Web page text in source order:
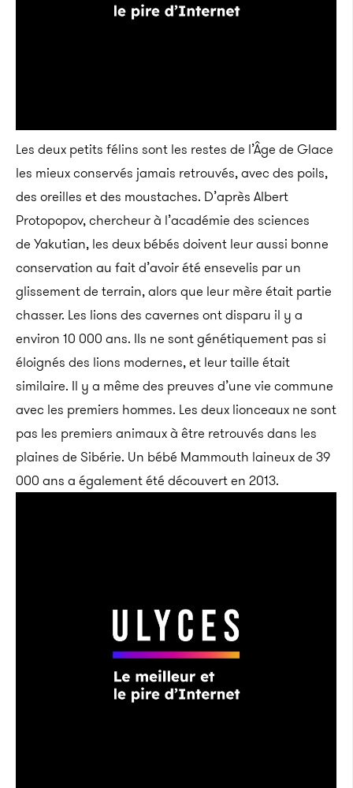
Les deux petits félins sont les restes de l’Âge de Glace
les mieux conservés jamais retrouvés, avec des poils,
des oreilles et des moustaches. D’après Albert
Protopopov, chercheur à l’académie des sciences
de Yakutian, les deux bébés doivent leur aussi bonne
conservation au fait d’avoir été ensevelis par un
glissement de terrain, alors que leur mère était partie
chasser. Les lions des cavernes ont disparu il y a
environ 10 000 ans. Ils ne sont génétiquement pas si
éloignés des lions modernes, et leur taille était
similaire. Il y a même des preuves d’une vie commune
avec les premiers hommes. Les deux lionceaux ne sont
pas les premiers animaux à être retrouvés dans les
plaines de Sibérie. Un bébé Mammouth laineux de 39
000 ans a également été découvert en 2013.